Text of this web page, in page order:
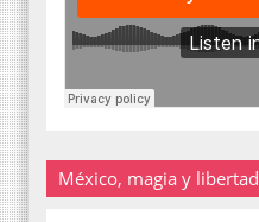
México, magia y libertad